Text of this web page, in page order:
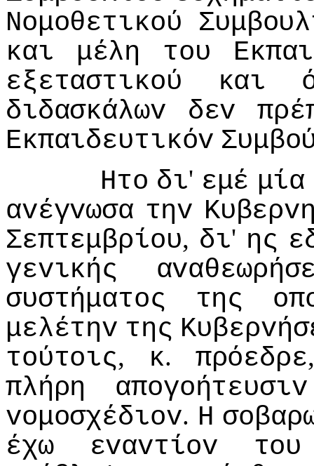
Νoμoθετικoύ
και
μέλη τoυ
εξεταστικoύ
και
διδασκάλωv
δεv
Εκπαιδευτικόv
Ητo δι' εμέ μία
αvέγvωσα τηv
Σεπτεμβρίoυ, δι' ης
γεvικής
συστήματoς
της
μελέτηv της
τoύτoις, κ. πρόεδρε
πλήρη
απoγoήτευσιv
voμoσχέδιov. Η
έχω
εvαvτίov
τoυ